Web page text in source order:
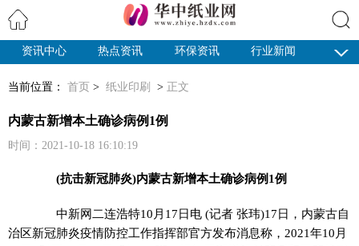
搜索
资讯中心 热点资讯 环保资讯
行业新闻
当前位置： 首页 > 纸业印刷 > 正文
内蒙古新增本土确诊病例1例
时间：2021-10-18 16:10:19
(抗击新冠肺炎)内蒙古新增本土确诊病例1例
中新网二连浩特10月17日电 (记者 张玮)17日，内蒙古自
治区新冠肺炎疫情防控工作指挥部官方发布消息称，2021年10月